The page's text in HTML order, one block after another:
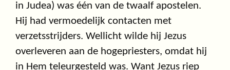
in Judea) was één van de twaalf apostelen.
Hij had vermoedelijk contacten met
verzetsstrijders. Wellicht wilde hij Jezus
overleveren aan de hogepriesters, omdat hij
in Hem teleurgesteld was. Want Jezus riep